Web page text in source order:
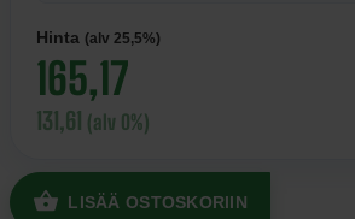
Hinta (alv 25,5%)
165,17
131,61 (alv 0%)
LISÄÄ OSTOSKORIIN